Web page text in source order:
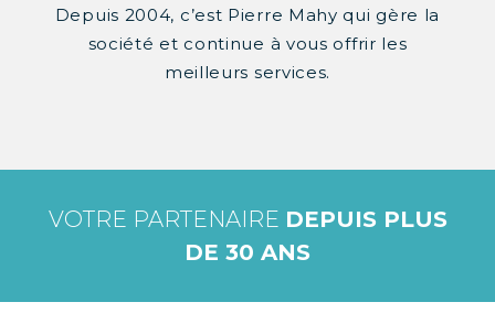
Depuis 2004, c’est Pierre Mahy qui gère la
société et continue à vous offrir les
meilleurs services.
VOTRE PARTENAIRE DEPUIS PLUS
DE 30 ANS